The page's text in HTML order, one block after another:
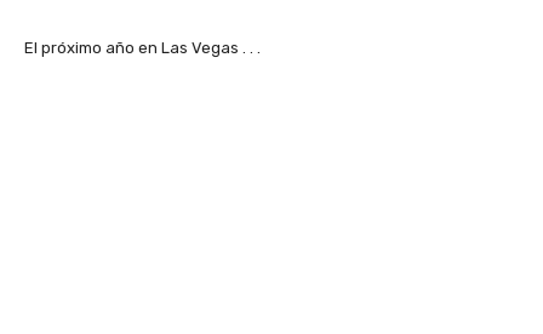
El próximo año en Las Vegas . . .